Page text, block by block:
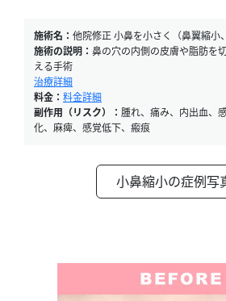
施術名： 他院修正 小鼻を小さく（鼻翼縮小
施術の説明： 鼻の穴の内側の皮膚や脂肪を
える手術
治療詳細
料金： 料金詳細
副作用（リスク）： 腫れ、痛み、内出血、
化、麻痺、感覚低下、瘢痕
小鼻縮小の症例写